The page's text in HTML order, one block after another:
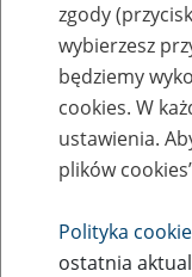
Ekwiwalent
bezpłatnego
19
marca
2024
zgody
wybierzesz
będziemy
cookies. W
ustawienia.
plików
Polityka
ostatnia